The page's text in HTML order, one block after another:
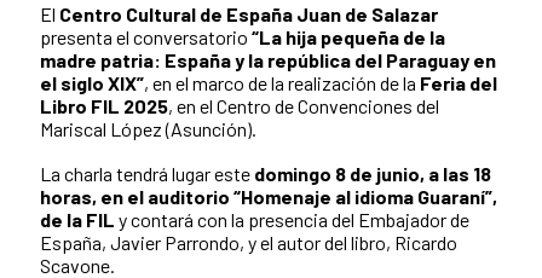
El Centro Cultural de España Juan de Salazar
presenta el conversatorio “La hija pequeña de la
madre patria: España y la república del Paraguay en
el siglo XIX”, en el marco de la realización de la Feria del
Libro FIL 2025, en el Centro de Convenciones del
Mariscal López (Asunción).
La charla tendrá lugar este domingo 8 de junio, a las 18
horas, en el auditorio “Homenaje al idioma Guaraní”,
de la FIL y contará con la presencia del Embajador de
España, Javier Parrondo, y el autor del libro, Ricardo
Scavone.